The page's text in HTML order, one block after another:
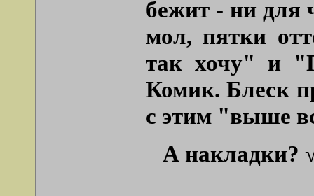
бежит - ни для
мол, пятки
так хочу" и
Комик. Блеск
с этим "выше
А накладки?